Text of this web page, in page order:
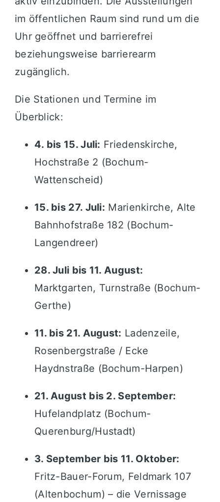
im öffentlichen Raum sind rund um die
Uhr geöffnet und barrierefrei
beziehungsweise barrierearm
zugänglich.
Die Stationen und Termine im
Überblick:
4. bis 15. Juli: Friedenskirche,
Hochstraße 2 (Bochum-
Wattenscheid)
15. bis 27. Juli: Marienkirche, Alte
Bahnhofstraße 182 (Bochum-
Langendreer)
28. Juli bis 11. August:
Marktgarten, Turnstraße (Bochum-
Gerthe)
11. bis 21. August: Ladenzeile,
Rosenbergstraße / Ecke
Haydnstraße (Bochum-Harpen)
21. August bis 2. September:
Hufelandplatz (Bochum-
Querenburg/Hustadt)
3. September bis 11. Oktober:
Fritz-Bauer-Forum, Feldmark 107
(Altenbochum) – die Vernissage